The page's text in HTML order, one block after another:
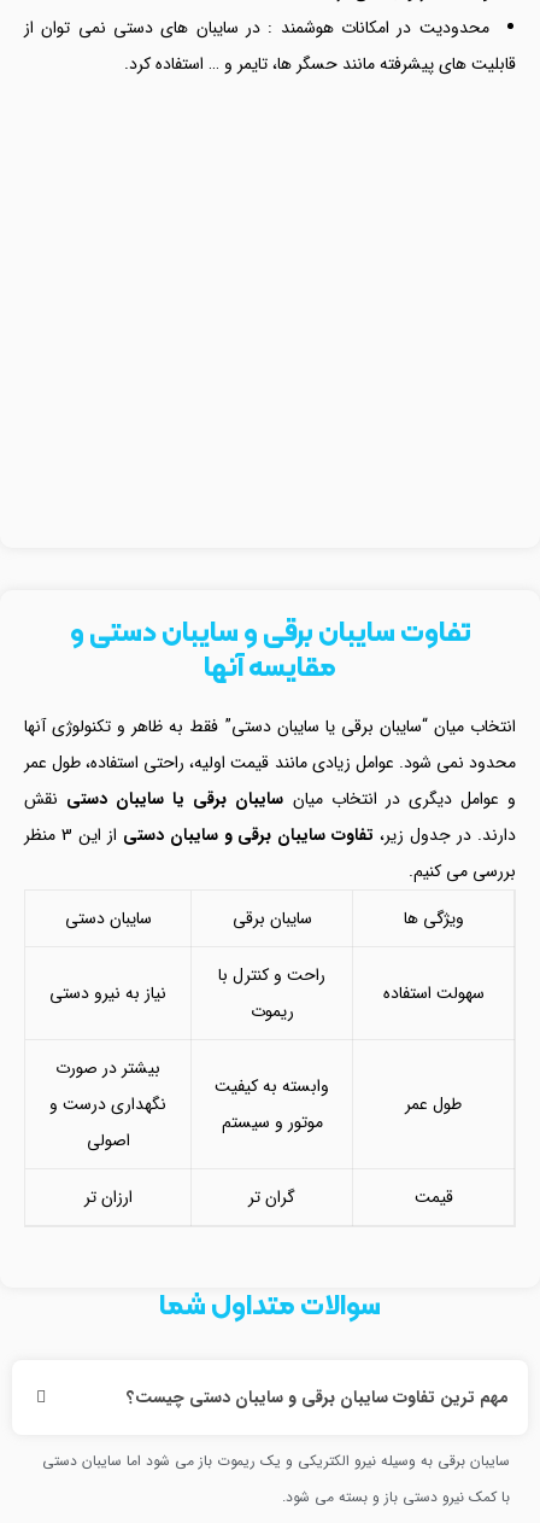
محدودیت در امکانات هوشمند : در سایبان های دستی نمی توان از
قابلیت های پیشرفته مانند حسگر ها، تایمر و … استفاده کرد.
تفاوت سایبان برقی و سایبان دستی و
مقایسه آنها
انتخاب میان “سایبان برقی یا سایبان دستی” فقط به ظاهر و تکنولوژی آنها
محدود نمی شود. عوامل زیادی مانند قیمت اولیه، راحتی استفاده، طول عمر
و عوامل دیگری در انتخاب میانسایبان برقی یا سایبان دستینقش
دارند. در جدول زیر،تفاوت سایبان برقی و سایبان دستی
از این 3 منظر
بررسی می کنیم.
ویژگی ها
سایبان برقی سایبان دستی
سهولت استفاده
راحت و کنترل با
ریموت
نیاز به نیرو دستی
طول عمر
وابسته به کیفیت
موتور و سیستم
بیشتر در صورت
نگهداری درست و
اصولی
قیمت گران تر ارزان تر
سوالات متداول شما
مهم ترین تفاوت سایبان برقی و سایبان دستی چیست؟
سایبان برقی به وسیله نیرو الکتریکی و یک ریموت باز می شود اما سایبان دستی
با کمک نیرو دستی باز و بسته می شود.